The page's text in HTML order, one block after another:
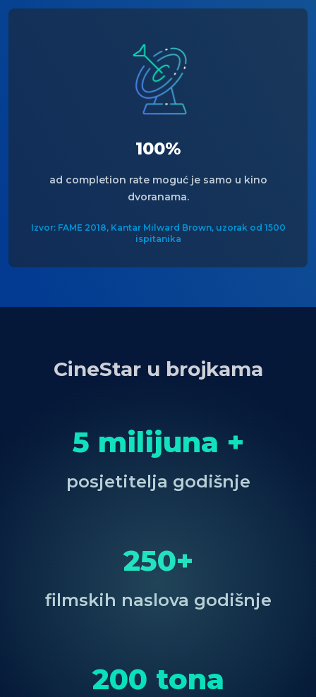
100%
ad completion rate moguć je samo u kino
dvoranama.
Izvor: FAME 2018, Kantar Milward Brown, uzorak od 1500
ispitanika
CineStar u brojkama
5 milijuna +
posjetitelja godišnje
250+
filmskih naslova godišnje
200 tona